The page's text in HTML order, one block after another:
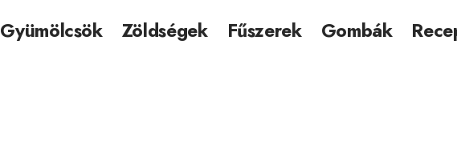
Gyümölcsök Zöldségek Fűszerek Gombák